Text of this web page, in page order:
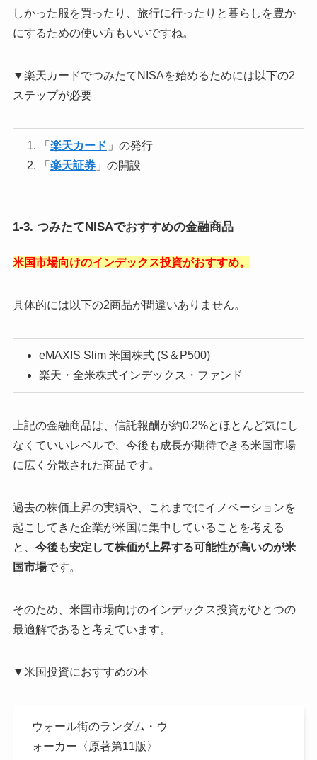
しかった服を買ったり、旅行に行ったりと暮らしを豊か
にするための使い方もいいですね。
▼楽天カードでつみたてNISAを始めるためには以下の2
ステップが必要
「 楽天カード 」の発行
「 楽天証券」の開設
1-3. つみたてNISAでおすすめの金融商品
米国市場向けのインデックス投資がおすすめ。
具体的には以下の2商品が間違いありません。
eMAXIS Slim 米国株式 (S＆P500)
楽天・全米株式インデックス・ファンド
上記の金融商品は、信託報酬が約0.2%とほとんど気にし
なくていいレベルで、今後も成長が期待できる米国市場
に広く分散された商品です。
過去の株価上昇の実績や、これまでにイノベーションを
起こしてきた企業が米国に集中していることを考える
と、 今後も安定して株価が上昇する可能性が高いのが米
国市場です。
そのため、米国市場向けのインデックス投資がひとつの
最適解であると考えています。
▼米国投資におすすめの本
ウォール街のランダム・ウ
ォーカー〈原著第11版〉